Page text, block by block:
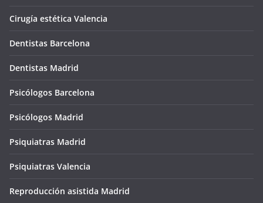
Cirugía estética Valencia
Dentistas Barcelona
Dentistas Madrid
Psicólogos Barcelona
Psicólogos Madrid
Psiquiatras Madrid
Psiquiatras Valencia
Reproducción asistida Madrid